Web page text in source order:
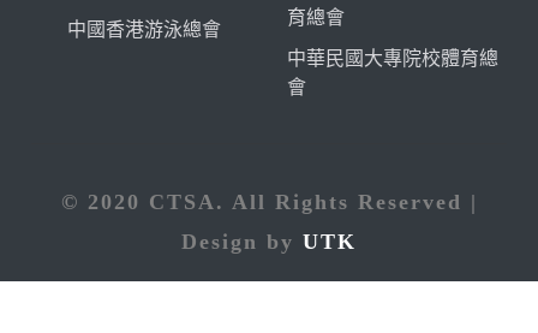
中國香港游泳總會
育總會
中華民國大專院校體育總
會
© 2020 CTSA. All Rights Reserved |
Design by UTK